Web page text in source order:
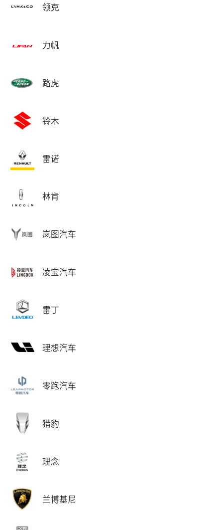
领克
力帆
路虎
铃木
雷诺
林肯
岚图汽车
凌宝汽车
雷丁
理想汽车
零跑汽车
猎豹
理念
兰博基尼